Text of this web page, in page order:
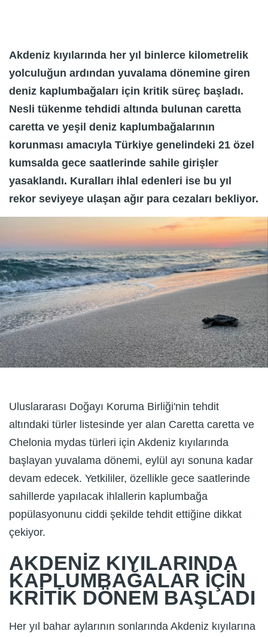
Akdeniz kıyılarında her yıl binlerce kilometrelik
yolculuğun ardından yuvalama dönemine giren
deniz kaplumbağaları için kritik süreç başladı.
Nesli tükenme tehdidi altında bulunan caretta
caretta ve yeşil deniz kaplumbağalarının
korunması amacıyla Türkiye genelindeki 21 özel
kumsalda gece saatlerinde sahile girişler
yasaklandı. Kuralları ihlal edenleri ise bu yıl
rekor seviyeye ulaşan ağır para cezaları bekliyor.
Uluslararası Doğayı Koruma Birliği'nin tehdit
altındaki türler listesinde yer alan Caretta caretta ve
Chelonia mydas türleri için Akdeniz kıyılarında
başlayan yuvalama dönemi, eylül ayı sonuna kadar
devam edecek. Yetkililer, özellikle gece saatlerinde
sahillerde yapılacak ihlallerin kaplumbağa
popülasyonunu ciddi şekilde tehdit ettiğine dikkat
çekiyor.
AKDENİZ KIYILARINDA
KAPLUMBAĞALAR İÇİN
KRİTİK DÖNEM BAŞLADI
Her yıl bahar aylarının sonlarında Akdeniz kıyılarına